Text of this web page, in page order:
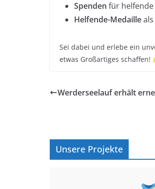
Spenden für
Helfende-Medaille
Sei dabei und erlebe ein
etwas Großartiges schaffen!
Werderseelauf erhält
Unsere Projekte